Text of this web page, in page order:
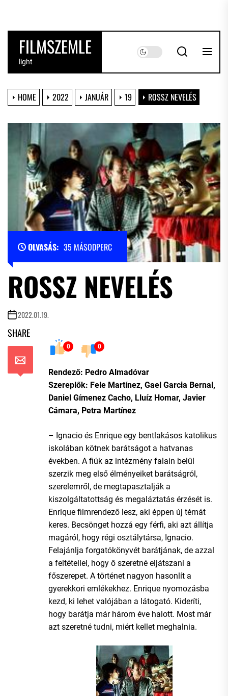
the
contentFILMSZEMLE
light
HOME 2022 JANUÁR 19 ROSSZ NEVELÉS
OLVASÁS: 35 MÁSODPERC
ROSSZ NEVELÉS
2022.01.19.
SHARE
0 0
Rendező: Pedro Almadóvar
Szereplők: Fele Martínez, Gael Garcia Bernal,
Daniel Gímenez Cacho, Lluíz Homar, Javier
Cámara, Petra Martínez
– Ignacio és Enrique egy bentlakásos katolikus
iskolában kötnek barátságot a hatvanas
években. A fiúk az intézmény falain belül
szerzik meg első élményeiket barátságról,
szerelemről, de megtapasztalják a
kiszolgáltatottság és megaláztatás érzését is.
Enrique filmrendező lesz, aki éppen új témát
keres. Becsönget hozzá egy férfi, aki azt állítja
magáról, hogy régi osztálytársa, Ignacio.
Felajánlja forgatókönyvét barátjának, de azzal
a feltétellel, hogy ő szeretné eljátszani a
főszerepet. A történet nagyon hasonlít a
gyerekkori emlékekhez. Enrique nyomozásba
kezd, ki lehet valójában a látogató. Kideríti,
hogy barátja már három éve halott. Most már
azt szeretné tudni, miért kellet meghalnia.